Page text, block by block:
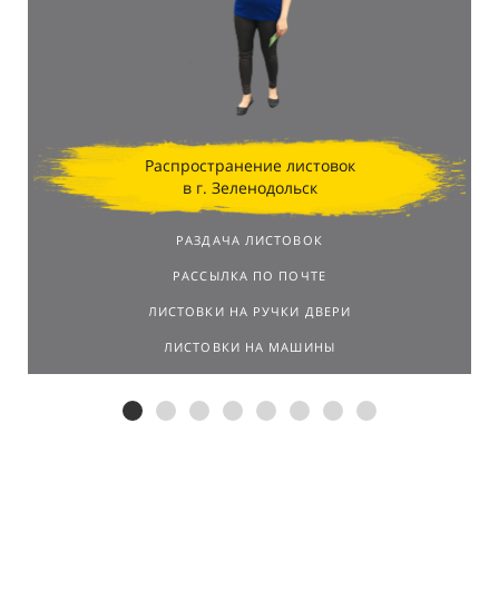
Распространение листовок
в г. Зеленодольск
РАЗДАЧА ЛИСТОВОК
РАССЫЛКА ПО ПОЧТЕ
ЛИСТОВКИ НА РУЧКИ ДВЕРИ
ЛИСТОВКИ НА МАШИНЫ